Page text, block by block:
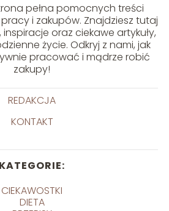
pełna pomocnych treści
i zakupów. Znajdziesz tutaj
oraz ciekawe artykuły,
życie. Odkryj z nami, jak
pracować i mądrze robić
zakupy!
REDAKCJA
KONTAKT
KATEGORIE:
CIEKAWOSTKI
DIETA